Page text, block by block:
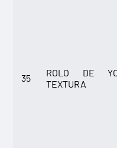
35
ROLO DE
TEXTURA